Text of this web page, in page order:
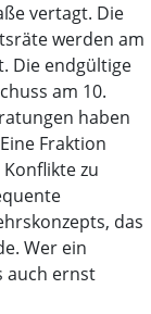
vertagt. Die
werden am
Die endgültige
am 10.
haben
Fraktion
zu
das
Wer ein
auch ernst